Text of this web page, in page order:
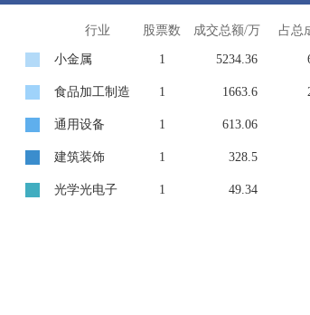
行业 股票数 成交总额/万 占总
小金属 1 5234.36
食品加工制造 1 1663.6
通用设备 1 613.06
建筑装饰 1 328.5
光学光电子 1 49.34